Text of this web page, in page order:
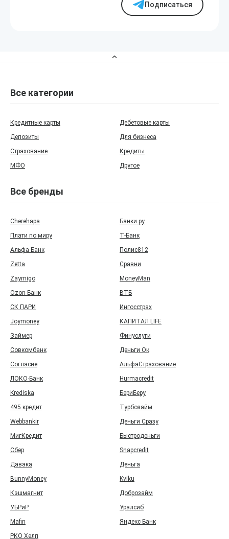
Подписаться
Все категории
Кредитные карты
Дебетовые карты
Депозиты
Для бизнеса
Страхование
Кредиты
МФО
Другое
Все бренды
Cherehapa
Банки.ру
Плати по миру
Т‑Банк
Альфа Банк
Полис812
Zetta
Сравни
Zaymigo
MoneyMan
Ozon Банк
ВТБ
СК ПАРИ
Ингосстрах
Joymoney
КАПИТАЛ LIFE
Займер
Финуслуги
Совкомбанк
Деньги Ок
Согласие
АльфаСтрахование
ЛОКО-Банк
Hurmacredit
Krediska
БериБеру
495 кредит
Турбозайм
Webbankir
Деньги Сразу
МигКредит
Быстроденьги
Сбер
Snapcredit
Давака
Деньга
BunnyMoney
Kviku
Кэшмагнит
Доброзайм
УБРиР
Уралсиб
Mafin
Яндекс Банк
РКО Хелп